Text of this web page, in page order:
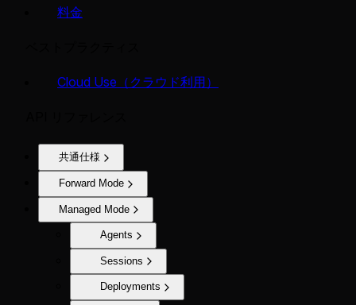
料金
Cloud Use（クラウド利用）
共通仕様
Forward Mode
Managed Mode
Agents
Sessions
Deployments